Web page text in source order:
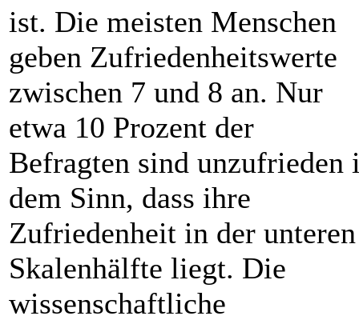
ist. Die meisten Menschen
geben Zufriedenheitswerte
zwischen 7 und 8 an. Nur
etwa 10 Prozent der
Befragten sind unzufrieden
dem Sinn, dass ihre
Zufriedenheit in der unteren
Skalenhälfte liegt. Die
wissenschaftliche